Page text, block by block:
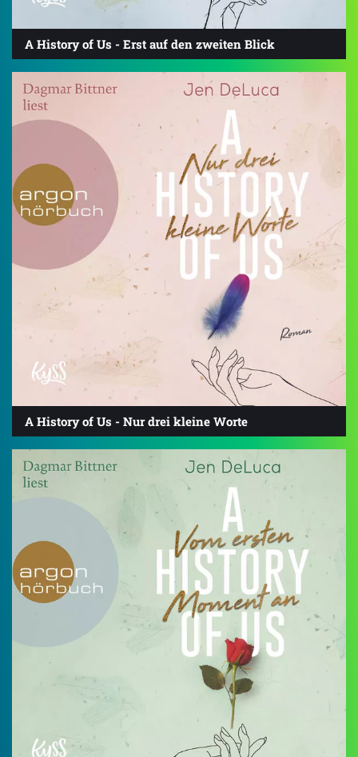
A History of Us - Erst auf den zweiten Blick
A History of Us - Nur drei kleine Worte